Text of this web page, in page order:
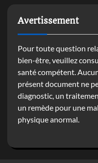
Avertissement
Pour toute question
bien-être, veuillez
santé compétent.
présent document ne
diagnostic, un
un remède pour une
physique anormal.